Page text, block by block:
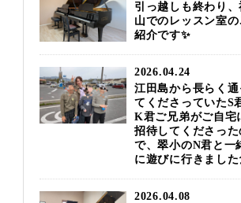
引っ越しも終わり、
山でのレッスン室の
紹介です✨
2026.04.24
江田島から長らく通
てくださっていたS
K君ご兄弟がご自宅
招待してくださった
で、翠小のN君と一
に遊びに行きました
2026.04.08